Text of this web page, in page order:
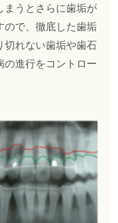
まうとさらに歯垢が
ので、徹底した歯垢
切れない歯垢や歯石
の進行をコントロー